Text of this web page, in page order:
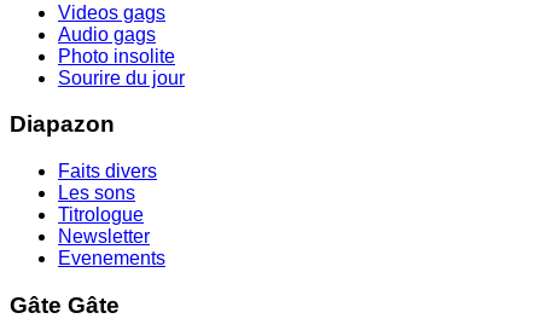
Videos gags
Audio gags
Photo insolite
Sourire du jour
Diapazon
Faits divers
Les sons
Titrologue
Newsletter
Evenements
Gâte Gâte